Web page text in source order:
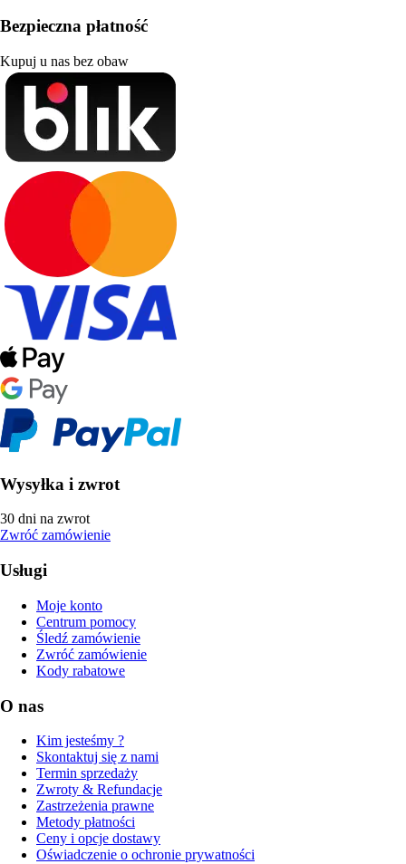
Bezpieczna płatność
Kupuj u nas bez obaw
Wysyłka i zwrot
30 dni na zwrot
Zwróć zamówienie
Usługi
Moje konto
Centrum pomocy
Śledź zamówienie
Zwróć zamówienie
Kody rabatowe
O nas
Kim jesteśmy ?
Skontaktuj się z nami
Termin sprzedaży
Zwroty & Refundacje
Zastrzeżenia prawne
Metody płatności
Ceny i opcje dostawy
Oświadczenie o ochronie prywatności